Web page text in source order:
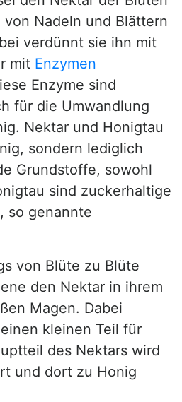
Nadeln und Blättern
verdünnt sie ihn mit
mit Enzymen
Enzyme sind
für die Umwandlung
Nektar und Honigtau
sondern lediglich
Grundstoffe, sowohl
sind zuckerhaltige
so genannte
von Blüte zu Blüte
den Nektar in ihrem
Magen. Dabei
kleinen Teil für
des Nektars wird
und dort zu Honig